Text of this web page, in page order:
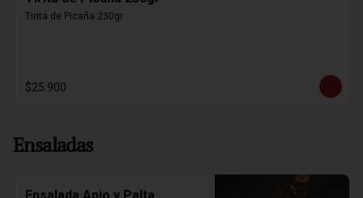
Tirita de Picaña 230gr
$25.900
Ensaladas